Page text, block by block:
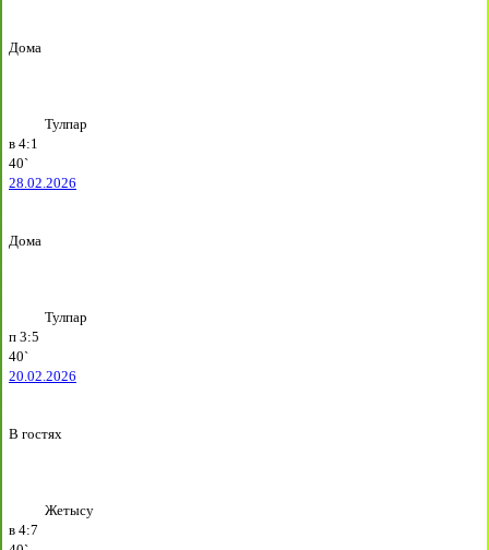
Дома
Тулпар
в 4:1
40`
28.02.2026
Дома
Тулпар
п 3:5
40`
20.02.2026
В гостях
Жетысу
в 4:7